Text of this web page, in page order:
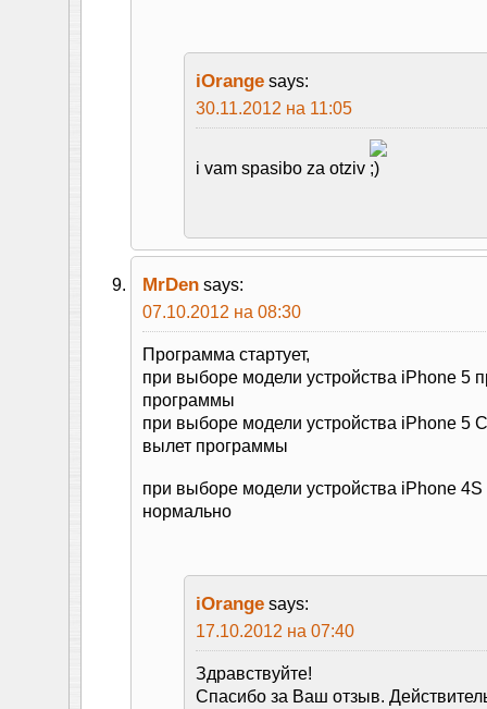
iOrange says:
30.11.2012 на 11:05
i vam spasibo za otziv
MrDen says:
07.10.2012 на 08:30
Программа стартует,
при выборе модели устройства iPhone 5
программы
при выборе модели устройства iPhone 5
вылет программы
при выборе модели устройства iPhone
нормально
iOrange says:
17.10.2012 на 07:40
Здравствуйте!
Спасибо за Ваш отзыв.